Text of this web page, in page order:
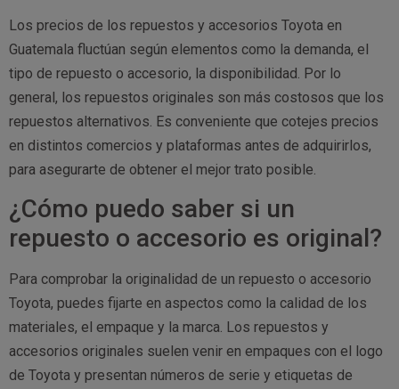
Los precios de los repuestos y accesorios Toyota en
Guatemala fluctúan según elementos como la demanda, el
tipo de repuesto o accesorio, la disponibilidad. Por lo
general, los repuestos originales son más costosos que los
repuestos alternativos. Es conveniente que cotejes precios
en distintos comercios y plataformas antes de adquirirlos,
para asegurarte de obtener el mejor trato posible.
¿Cómo puedo saber si un
repuesto o accesorio es original?
Para comprobar la originalidad de un repuesto o accesorio
Toyota, puedes fijarte en aspectos como la calidad de los
materiales, el empaque y la marca. Los repuestos y
accesorios originales suelen venir en empaques con el logo
de Toyota y presentan números de serie y etiquetas de